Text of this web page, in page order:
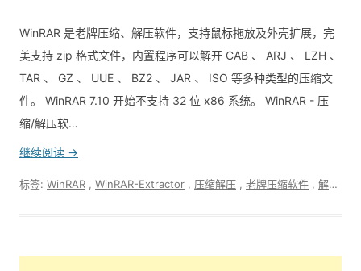
WinRAR 是老牌压缩、解压软件，支持鼠标拖放及外壳扩展，完
美支持 zip 格式文件，内置程序可以解开 CAB 、 ARJ 、 LZH 、
TAR 、 GZ 、 UUE 、 BZ2 、 JAR 、 ISO 等多种类型的压缩文
件。 WinRAR 7.10 开始不支持 32 位 x86 系统。 WinRAR - 压
缩/解压软…
继续阅读 →
标签: WinRAR WinRAR-Extractor 压缩解压 老牌压缩软件 解压